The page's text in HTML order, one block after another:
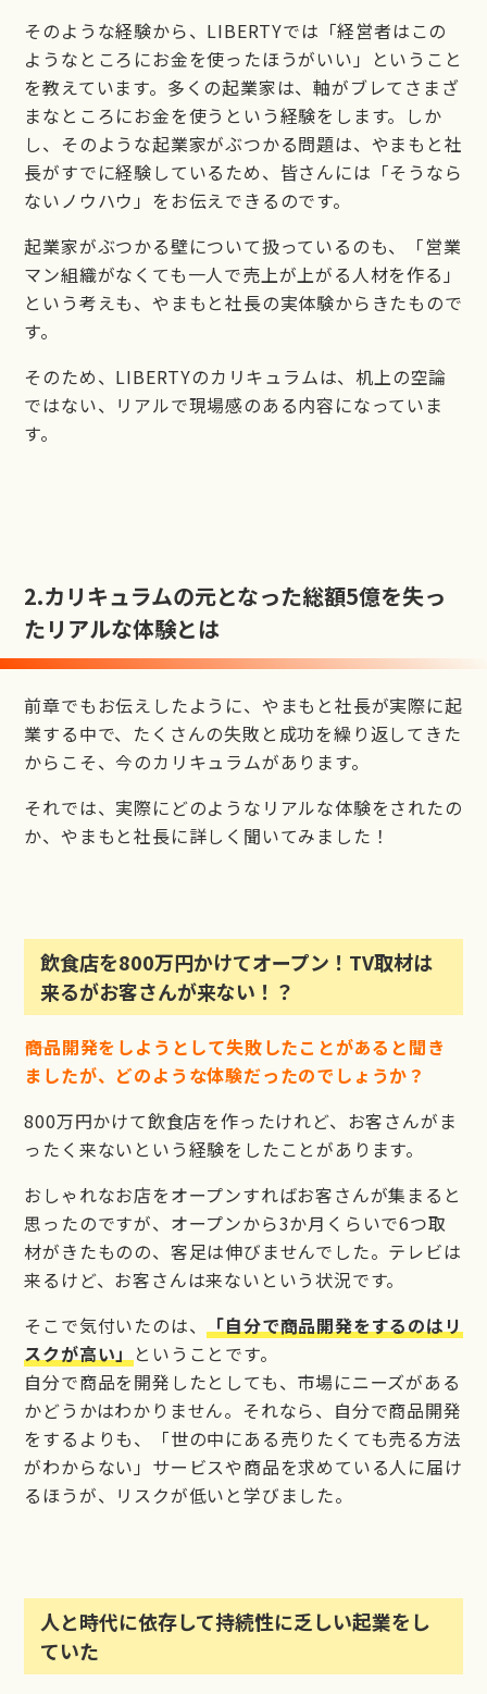
そのような経験から、LIBERTYでは「経営者はこの
ようなところにお金を使ったほうがいい」ということ
を教えています。多くの起業家は、軸がブレてさまざ
まなところにお金を使うという経験をします。しか
し、そのような起業家がぶつかる問題は、やまもと社
長がすでに経験しているため、皆さんには「そうなら
ないノウハウ」をお伝えできるのです。
起業家がぶつかる壁について扱っているのも、「営業
マン組織がなくても一人で売上が上がる人材を作る」
という考えも、やまもと社長の実体験からきたもので
す。
そのため、LIBERTYのカリキュラムは、机上の空論
ではない、リアルで現場感のある内容になっていま
す。
2.カリキュラムの元となった総額5億を失っ
たリアルな体験とは
前章でもお伝えしたように、やまもと社長が実際に起
業する中で、たくさんの失敗と成功を繰り返してきた
からこそ、今のカリキュラムがあります。
それでは、実際にどのようなリアルな体験をされたの
か、やまもと社長に詳しく聞いてみました！
飲食店を800万円かけてオープン！TV取材は
来るがお客さんが来ない！？
――商品開発をしようとして失敗したことがあると聞き
ましたが、どのような体験だったのでしょうか？
800万円かけて飲食店を作ったけれど、お客さんがま
ったく来ないという経験をしたことがあります。
おしゃれなお店をオープンすればお客さんが集まると
思ったのですが、オープンから3か月くらいで6つ取
材がきたものの、客足は伸びませんでした。テレビは
来るけど、お客さんは来ないという状況です。
そこで気付いたのは、「自分で商品開発をするのはリ
スクが高い」ということです。
自分で商品を開発したとしても、市場にニーズがある
かどうかはわかりません。それなら、自分で商品開発
をするよりも、「世の中にある売りたくても売る方法
がわからない」サービスや商品を求めている人に届け
るほうが、リスクが低いと学びました。
人と時代に依存して持続性に乏しい起業をし
ていた